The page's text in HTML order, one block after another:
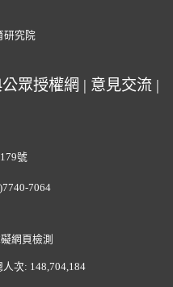
眾授權網 | 意見交流 |
號
7064
人次: 148,704,184